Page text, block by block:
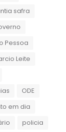
safra
Pessoa
Leite
ODE
em dia
policia